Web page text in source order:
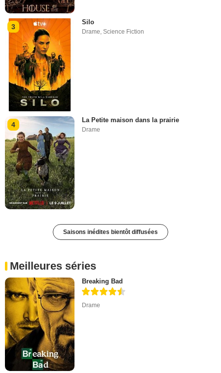
3
Silo
Drame,Science Fiction
4
La Petite maison dans la prairie
Drame
Saisons inédites bientôt diffusées
Meilleures séries
Breaking Bad
Drame